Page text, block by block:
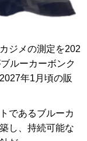
ジメの測定を202
ルーカーボンク
年1月頃の販
であるブルーカ
し、持続可能な